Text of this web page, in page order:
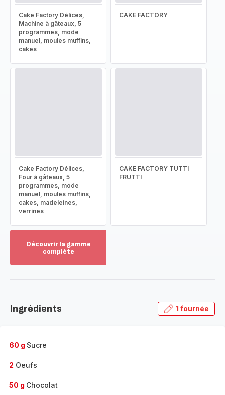
Cake Factory Délices,
Machine à gâteaux, 5
programmes, mode
manuel, moules muffins,
cakes
CAKE FACTORY
Cake Factory Délices,
Four à gâteaux, 5
programmes, mode
manuel, moules muffins,
cakes, madeleines,
verrines
CAKE FACTORY TUTTI
FRUTTI
Découvrir la gamme
complète
gamme
Ingrédients 1 fournée
60 g Sucre
2 Oeufs
50 g Chocolat